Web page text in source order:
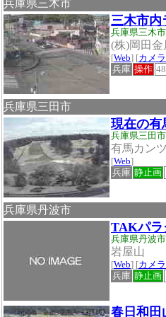
兵庫県三木市
三木市内
兵庫県三木
(株)岡田
[Web] [カメ
兵庫 操作
兵庫県三田市
現在の有
兵庫県三田
有馬カン
[Web]
兵庫 静止画
兵庫県丹波市
TAKパラ
兵庫県丹波
岩屋山
[Web] [カメ
兵庫 静止画
春日和田